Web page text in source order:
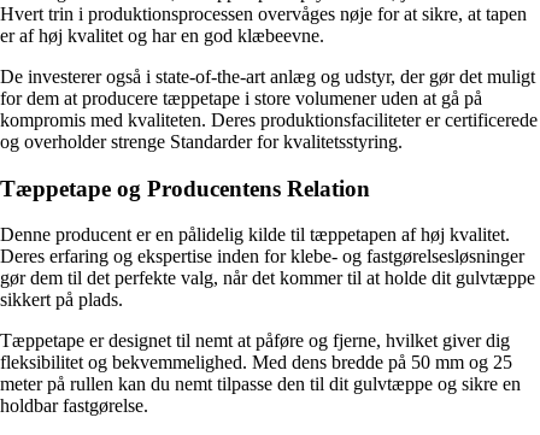
Hvert trin i produktionsprocessen overvåges nøje for at sikre, at tapen
er af høj kvalitet og har en god klæbeevne.
De investerer også i state-of-the-art anlæg og udstyr, der gør det muligt
for dem at producere tæppetape i store volumener uden at gå på
kompromis med kvaliteten. Deres produktionsfaciliteter er certificerede
og overholder strenge Standarder for kvalitetsstyring.
Tæppetape og Producentens Relation
Denne producent er en pålidelig kilde til tæppetapen af høj kvalitet.
Deres erfaring og ekspertise inden for klebe- og fastgørelsesløsninger
gør dem til det perfekte valg, når det kommer til at holde dit gulvtæppe
sikkert på plads.
Tæppetape er designet til nemt at påføre og fjerne, hvilket giver dig
fleksibilitet og bekvemmelighed. Med dens bredde på 50 mm og 25
meter på rullen kan du nemt tilpasse den til dit gulvtæppe og sikre en
holdbar fastgørelse.